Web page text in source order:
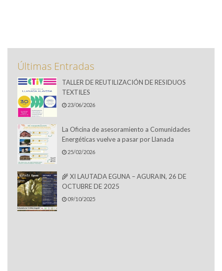
Últimas Entradas
TALLER DE REUTILIZACIÓN DE RESIDUOS
TEXTILES
23/06/2026
La Oficina de asesoramiento a Comunidades
Energéticas vuelve a pasar por Llanada
25/02/2026
🌾 XI LAUTADA EGUNA – AGURAIN, 26 DE
OCTUBRE DE 2025
09/10/2025